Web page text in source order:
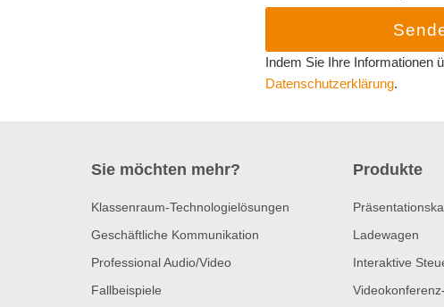
Indem Sie Ihre Informationen
Datenschutzerklärung.
Sie möchten mehr?
Klassenraum-Technologielösungen
Geschäftliche Kommunikation
Professional Audio/Video
Fallbeispiele
Produkte
Ladewagen
Interaktive